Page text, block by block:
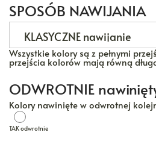
SPOSÓB NAWIJANIA
Wszystkie kolory są z pełnymi
przejścia kolorów mają równą
ODWROTNIE
Kolory nawinięte w odwrotnej
TAK odwrotnie